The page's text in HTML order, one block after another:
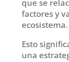
que se
factores y
ecosistema.
Esto
una